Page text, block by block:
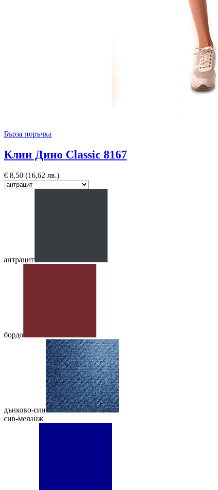
Бърза поръчка
Клин Дино Classic 8167
€ 8,50 (16,62 лв.)
антрацит
бордо
дънково-син
сив-меланж